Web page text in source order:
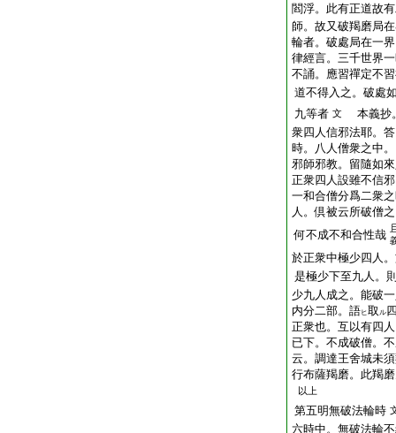
閻浮。此有正道故
師。故又破羯磨局
輪者。破處局在一
律經言。三千世界
不誦。應習禪定不
道不得入之。破處
九等者 文
本義抄
衆四人信邪法耶。
時。八人僧衆之中
邪師邪教。留隨如
正衆四人設雖不信
一和合僧分爲二衆
人。倶被云所破僧
何不成不和合性哉
於正衆中極少四人
是極少下至九人。
少九人成之。能破
内分二部。語ヒ取ル
正衆也。互以有四
已下。不成破僧。
云。調達王舍城未
行布薩羯磨。此羯
以上
第五明無破法輪時
六時中。無破法輪